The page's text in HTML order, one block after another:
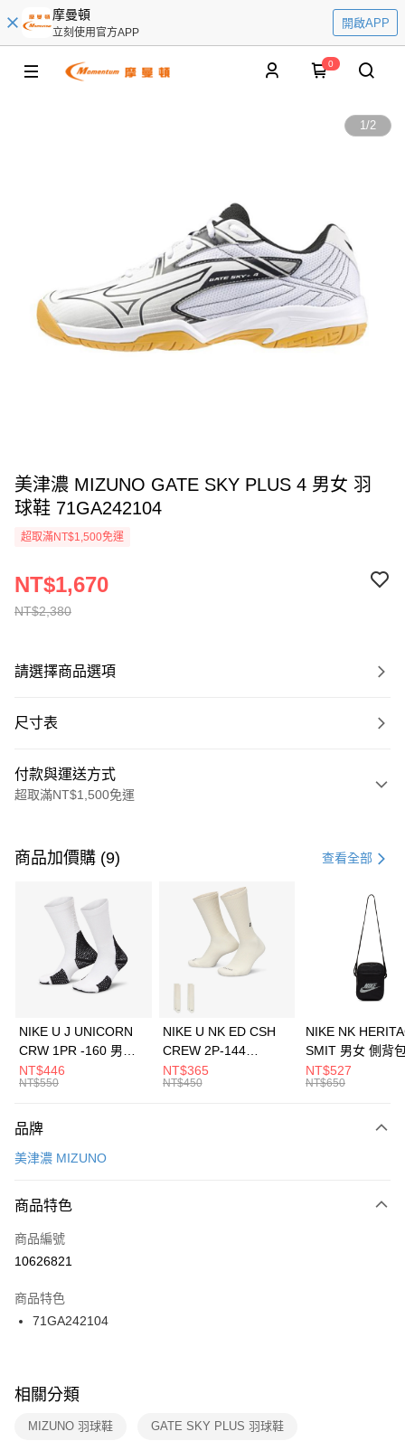
摩曼頓
立刻使用官方APP
開啟APP
0
1/2
美津濃 MIZUNO GATE SKY PLUS 4 男女 羽
球鞋 71GA242104
超取滿NT$1,500免運
NT$2,380
NT$1,670
請選擇商品選項
尺寸表
付款與運送方式
超取滿NT$1,500免運
信用卡一次付款
3 期 0 利率 每期 21家銀行
合作金庫商業銀行
第一商業銀行
華南商業銀行
彰化商業銀行
上海商業儲蓄銀行
元大商業銀行
台灣樂天信用卡公司
Apple Pay
全盈+PAY
AFTEE先享後付
【關於「AFTEE先享後付」】
便利好安心！
３．安心：先確認商品／服務後，再付款。
【「AFTEE先享後付」結帳流程】
１．於結帳方式選擇「AFTEE先享後付」後，將跳轉至「AFTEE先享後付」
２．訂單成立數日內，您將收到繳費通知簡訊。
３．收到繳費通知簡訊後14天內，點擊此簡訊中的連結，可透過四大超商／
ATM／網路銀行／等多元方式進行付款，方視為交易完成。
※ 交易是否成功請以「AFTEE先享後付 」之結帳頁面顯示為準，若有關於
是否繳費成功／繳費後需取消欲退款等相關疑問，請聯繫「AFTEE先享後付
客戶支援中心」https://netprotections.freshdesk.com/support/home
運送方式
每筆NT$100，滿NT$1,500(含以上)免運費
宅配
每筆NT$100，滿NT$1,500(含以上)免運費
付款後門市自取
每筆NT$100，滿NT$1,500(含以上)免運費
商品加價購 (9) 查看全部
NIKE U J UNICORN
CRW 1PR -160 男女
中統襪 FZ3393100
NT$446
NT$550
NIKE U NK ED CSH
CREW 2P-144
EMBRDY 男女 短統襪
FZ3073133
NT$365
NT$450
NIKE NK
SMIT 男女 側背
BA5871010
NT$527
NT$650
品牌
美津濃 MIZUNO
商品特色
商品編號
10626821
商品特色
71GA242104
相關分類
MIZUNO 羽球鞋 GATE SKY PLUS 羽球鞋